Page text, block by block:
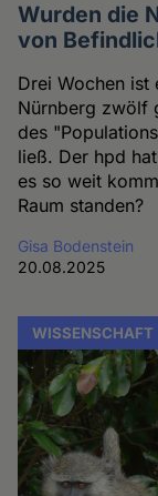
Wurden die
von
Drei Wochen ist
Nürnberg zwölf
des
ließ. Der hpd
es so weit
Raum standen?
Gisa Bodenstein
20.08.2025
WISSENSCHAFT